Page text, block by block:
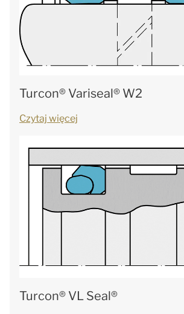
Turcon® Variseal® W2
Czytaj więcej
Turcon® VL Seal®